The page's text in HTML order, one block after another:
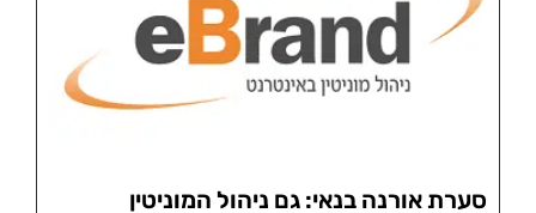
סערת אורנה בנאי: גם ניהול המוניטין